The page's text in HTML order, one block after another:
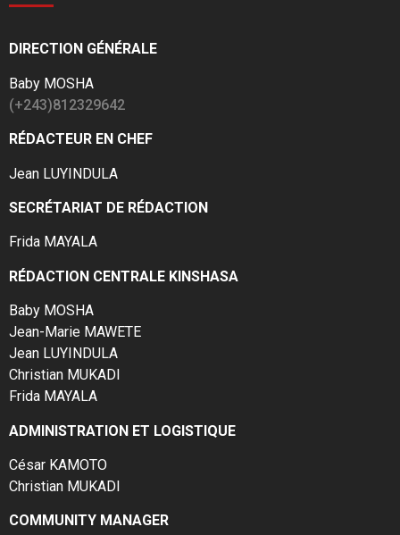
DIRECTION GÉNÉRALE
Baby MOSHA
(+243)812329642
RÉDACTEUR EN CHEF
Jean LUYINDULA
SECRÉTARIAT DE RÉDACTION
Frida MAYALA
RÉDACTION CENTRALE KINSHASA
Baby MOSHA
Jean-Marie MAWETE
Jean LUYINDULA
Christian MUKADI
Frida MAYALA
ADMINISTRATION ET LOGISTIQUE
César KAMOTO
Christian MUKADI
COMMUNITY MANAGER